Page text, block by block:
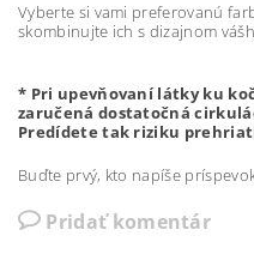
Vyberte si vami preferovanú
skombinujte ich s dizajnom
* Pri upevňovaní látky ku
zaručená dostatočná
Predídete tak riziku
Buďte prvý, kto napíše
Pridať komentár